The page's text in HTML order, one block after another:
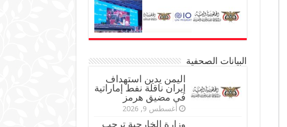
البيانات الصحفية
اليمن يدين استهداف
إيران ناقلة نفط إماراتية
في مضيق هرمز
أغسطس 9, 2026
وزارة الخارجية ترحب